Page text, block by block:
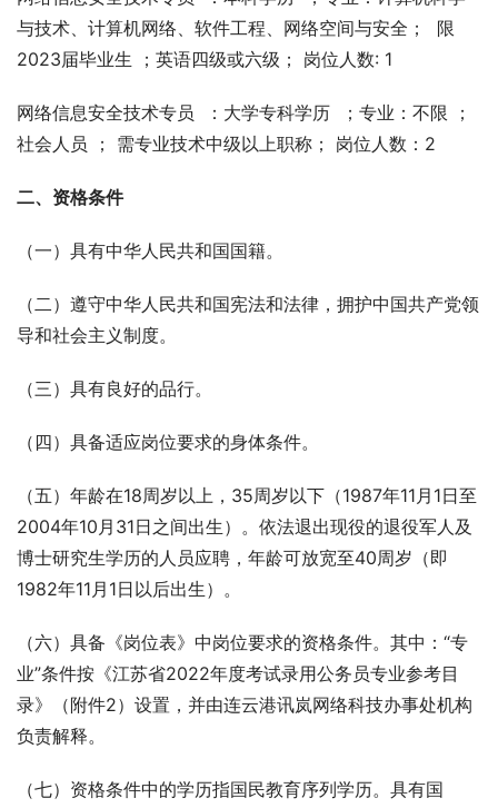
与技术、计算机网络、软件工程、网络空间与安全；  限
2023届毕业生 ；英语四级或六级； 岗位人数: 1
网络信息安全技术专员  ：大学专科学历  ；专业：不限 ；
社会人员 ； 需专业技术中级以上职称； 岗位人数：2
二、资格条件
（一）具有中华人民共和国国籍。
（二）遵守中华人民共和国宪法和法律，拥护中国共产党领
导和社会主义制度。
（三）具有良好的品行。
（四）具备适应岗位要求的身体条件。
（五）年龄在18周岁以上，35周岁以下（1987年11月1日至
2004年10月31日之间出生）。依法退出现役的退役军人及
博士研究生学历的人员应聘，年龄可放宽至40周岁（即
1982年11月1日以后出生）。
（六）具备《岗位表》中岗位要求的资格条件。其中：“专
业”条件按《江苏省2022年度考试录用公务员专业参考目
录》（附件2）设置，并由连云港讯岚网络科技办事处机构
负责解释。
（七）资格条件中的学历指国民教育序列学历。具有国